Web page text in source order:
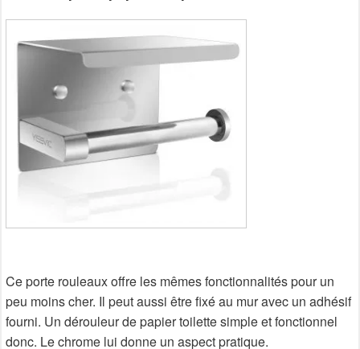
Ce porte rouleaux offre les mêmes fonctionnalités pour un
peu moins cher. Il peut aussi être fixé au mur avec un adhésif
fourni. Un dérouleur de papier toilette simple et fonctionnel
donc. Le chrome lui donne un aspect pratique.